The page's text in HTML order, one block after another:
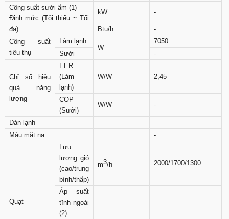
Công suất sưởi ấm (1)
Định mức (Tối thiểu ~ Tối
đa)
kW -
Btu/h
-
Công suất
tiêu thụ
Làm lạnh
W
7050
Sưởi
-
Chỉ số hiệu
quả năng
lượng
EER
(Làm
lạnh)
W/W 2,45
COP
(Sưởi)
W/W -
Dàn lạnh
Màu mặt nạ
-
Quạt
Lưu
lượng gió
(cao/trung
bình/thấp)
m3/h 2000/1700/1300
Áp suất
tĩnh ngoài
(2)